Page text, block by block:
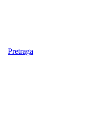
Pretraga